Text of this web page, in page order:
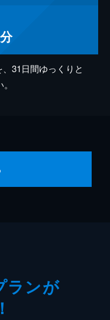
31日間ゆっくりと
ランが